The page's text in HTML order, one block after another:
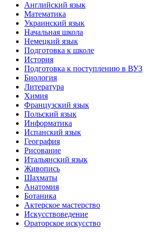
Английский язык
Математика
Украинский язык
Начальная школа
Немецкий язык
Подготовка к школе
История
Подготовка к поступлению в ВУЗ
Биология
Литература
Химия
Французский язык
Польский язык
Информатика
Испанский язык
География
Рисование
Итальянский язык
Живопись
Шахматы
Анатомия
Ботаника
Актерское мастерство
Искусствоведение
Ораторское искусство